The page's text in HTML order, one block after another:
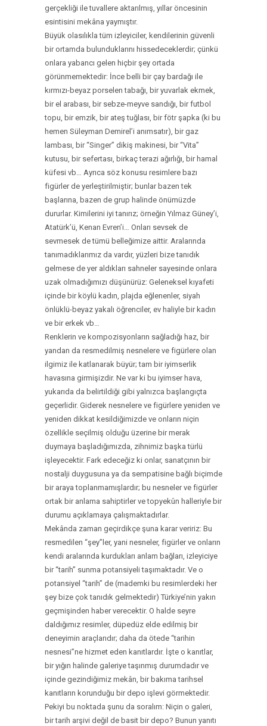
gerçekliği ile tuvallere aktarılmış, yıllar öncesinin
esintisini mekâna yaymıştır.
Büyük olasılıkla tüm izleyiciler, kendilerinin güvenli
bir ortamda bulunduklarını hissedeceklerdir; çünkü
onlara yabancı gelen hiçbir şey ortada
görünmemektedir: İnce belli bir çay bardağı ile
kırmızı-beyaz porselen tabağı, bir yuvarlak ekmek,
bir el arabası, bir sebze-meyve sandığı, bir futbol
topu, bir emzik, bir ateş tuğlası, bir fötr şapka (ki bu
hemen Süleyman Demirel’i anımsatır), bir gaz
lambası, bir “Singer” dikiş makinesi, bir “Vita”
kutusu, bir sefertası, birkaç terazi ağırlığı, bir hamal
küfesi vb… Ayrıca söz konusu resimlere bazı
figürler de yerleştirilmiştir; bunlar bazen tek
başlarına, bazen de grup halinde önümüzde
dururlar. Kimilerini iyi tanırız; örneğin Yılmaz Güney’i,
Atatürk’ü, Kenan Evren’i… Onları sevsek de
sevmesek de tümü belleğimize aittir. Aralarında
tanımadıklarımız da vardır, yüzleri bize tanıdık
gelmese de yer aldıkları sahneler sayesinde onlara
uzak olmadığımızı düşünürüz: Geleneksel kıyafeti
içinde bir köylü kadın, plajda eğlenenler, siyah
önlüklü-beyaz yakalı öğrenciler, ev haliyle bir kadın
ve bir erkek vb…
Renklerin ve kompozisyonların sağladığı haz, bir
yandan da resmedilmiş nesnelere ve figürlere olan
ilgimiz ile katlanarak büyür; tam bir iyimserlik
havasına girmişizdir. Ne var ki bu iyimser hava,
yukarıda da belirtildiği gibi yalnızca başlangıçta
geçerlidir. Giderek nesnelere ve figürlere yeniden ve
yeniden dikkat kesildiğimizde ve onların niçin
özellikle seçilmiş olduğu üzerine bir merak
duymaya başladığımızda, zihnimiz başka türlü
işleyecektir. Fark edeceğiz ki onlar, sanatçının bir
nostalji duygusuna ya da sempatisine bağlı biçimde
bir araya toplanmamışlardır; bu nesneler ve figürler
ortak bir anlama sahiptirler ve topyekûn halleriyle bir
durumu açıklamaya çalışmaktadırlar.
Mekânda zaman geçirdikçe şuna karar veririz: Bu
resmedilen “şey”ler, yani nesneler, figürler ve onların
kendi aralarında kurdukları anlam bağları, izleyiciye
bir “tarih” sunma potansiyeli taşımaktadır. Ve o
potansiyel “tarih” de (mademki bu resimlerdeki her
şey bize çok tanıdık gelmektedir) Türkiye’nin yakın
geçmişinden haber verecektir. O halde seyre
daldığımız resimler, düpedüz elde edilmiş bir
deneyimin araçlarıdır; daha da ötede “tarihin
nesnesi”ne hizmet eden kanıtlardır. İşte o kanıtlar,
bir yığın halinde galeriye taşınmış durumdadır ve
içinde gezindiğimiz mekân, bir bakıma tarihsel
kanıtların korunduğu bir depo işlevi görmektedir.
Pekiyi bu noktada şunu da soralım: Niçin o galeri,
bir tarih arşivi değil de basit bir depo? Bunun yanıtı